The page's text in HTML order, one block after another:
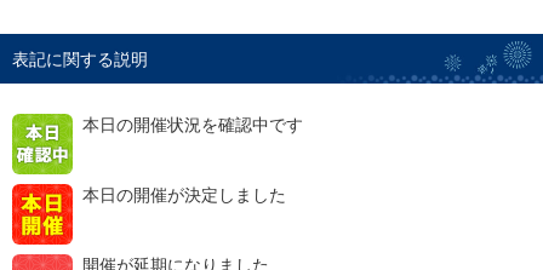
表記に関する説明
本日の開催状況を確認中です
本日の開催が決定しました
開催が延期になりました